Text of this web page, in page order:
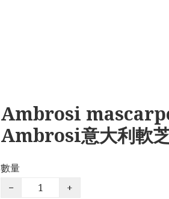
Ambrosi
Ambrosi意大利軟
數量
−
+